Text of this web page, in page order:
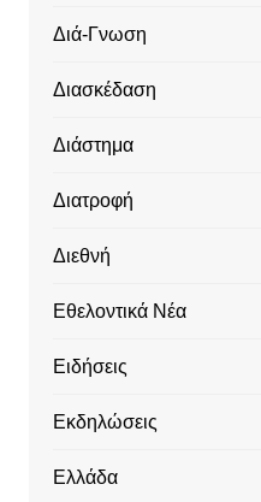
Διά-Γνωση
Διασκέδαση
Διάστημα
Διατροφή
Διεθνή
Εθελοντικά Νέα
Ειδήσεις
Εκδηλώσεις
Ελλάδα